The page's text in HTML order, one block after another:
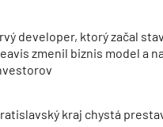
developer, ktorý začal
zmenil biznis model a
kraj chystá